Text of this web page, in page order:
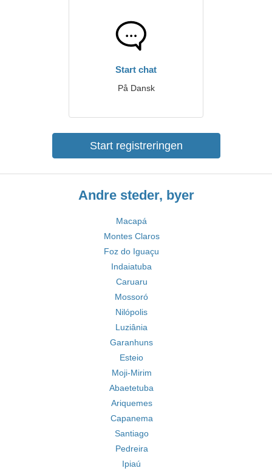
Start chat
På Dansk
Start registreringen
Andre steder, byer
Macapá
Montes Claros
Foz do Iguaçu
Indaiatuba
Caruaru
Mossoró
Nilópolis
Luziânia
Garanhuns
Esteio
Moji-Mirim
Abaetetuba
Ariquemes
Capanema
Santiago
Pedreira
Ipiaú